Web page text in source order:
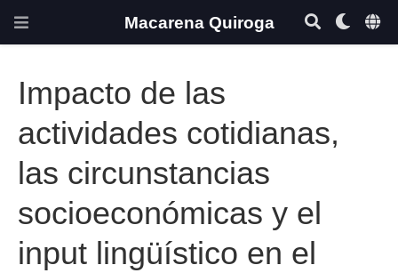
Macarena Quiroga
Impacto de las
actividades cotidianas,
las circunstancias
socioeconómicas y el
input lingüístico en el